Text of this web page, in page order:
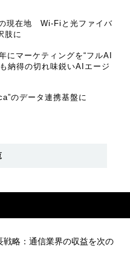
現在地 Wi-Fiと光ファイバ
肢に
にマーケティングを“フルAI
納得の切れ味鋭いAIエージ
のデータ連携基盤に
略：通信業界の収益を次の